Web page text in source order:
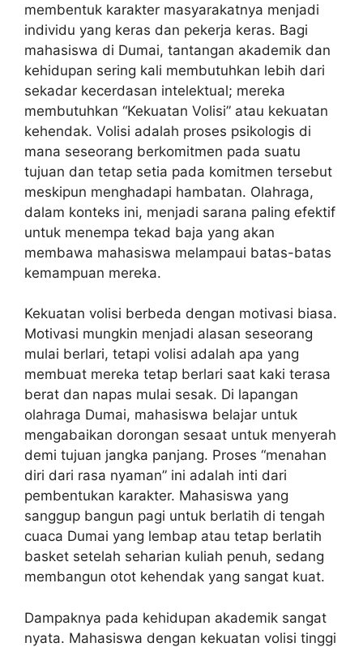
membentuk karakter masyarakatnya menjadi
individu yang keras dan pekerja keras. Bagi
mahasiswa di Dumai, tantangan akademik dan
kehidupan sering kali membutuhkan lebih dari
sekadar kecerdasan intelektual; mereka
membutuhkan “Kekuatan Volisi” atau kekuatan
kehendak. Volisi adalah proses psikologis di
mana seseorang berkomitmen pada suatu
tujuan dan tetap setia pada komitmen tersebut
meskipun menghadapi hambatan. Olahraga,
dalam konteks ini, menjadi sarana paling efektif
untuk menempa tekad baja yang akan
membawa mahasiswa melampaui batas-batas
kemampuan mereka.
Kekuatan volisi berbeda dengan motivasi biasa.
Motivasi mungkin menjadi alasan seseorang
mulai berlari, tetapi volisi adalah apa yang
membuat mereka tetap berlari saat kaki terasa
berat dan napas mulai sesak. Di lapangan
olahraga Dumai, mahasiswa belajar untuk
mengabaikan dorongan sesaat untuk menyerah
demi tujuan jangka panjang. Proses “menahan
diri dari rasa nyaman” ini adalah inti dari
pembentukan karakter. Mahasiswa yang
sanggup bangun pagi untuk berlatih di tengah
cuaca Dumai yang lembap atau tetap berlatih
basket setelah seharian kuliah penuh, sedang
membangun otot kehendak yang sangat kuat.
Dampaknya pada kehidupan akademik sangat
nyata. Mahasiswa dengan kekuatan volisi tinggi